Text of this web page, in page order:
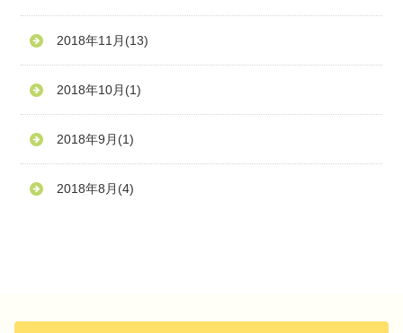
2018年11月 (13)
2018年10月 (1)
2018年9月 (1)
2018年8月 (4)